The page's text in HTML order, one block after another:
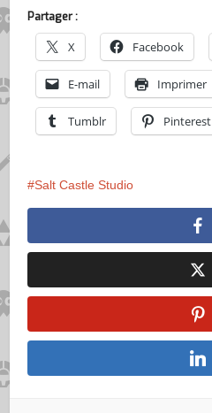
Partager :
X Facebook
E-mail Imprimer
Tumblr Pinterest
Salt Castle Studio